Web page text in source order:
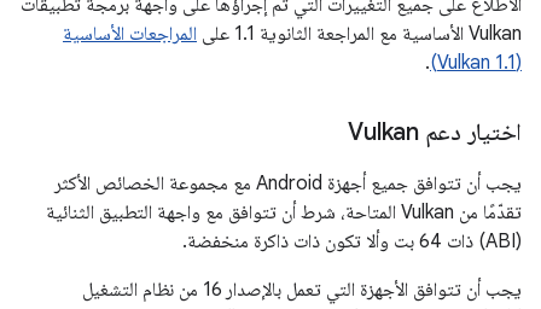
الاطّلاع على جميع التغييرات التي تم إجراؤها على واجهة برمجة تطبيقات
Vulkan الأساسية مع المراجعة الثانوية 1.1 على
المراجعات الأساسية
(Vulkan 1.1)
.
اختيار دعم Vulkan
يجب أن تتوافق جميع أجهزة Android مع مجموعة الخصائص الأكثر
تقدّمًا من Vulkan المتاحة، شرط أن تتوافق مع واجهة التطبيق الثنائية
(ABI) ذات 64 بت وألا تكون ذات ذاكرة منخفضة.
يجب أن تتوافق الأجهزة التي تعمل بالإصدار 16 من نظام التشغيل